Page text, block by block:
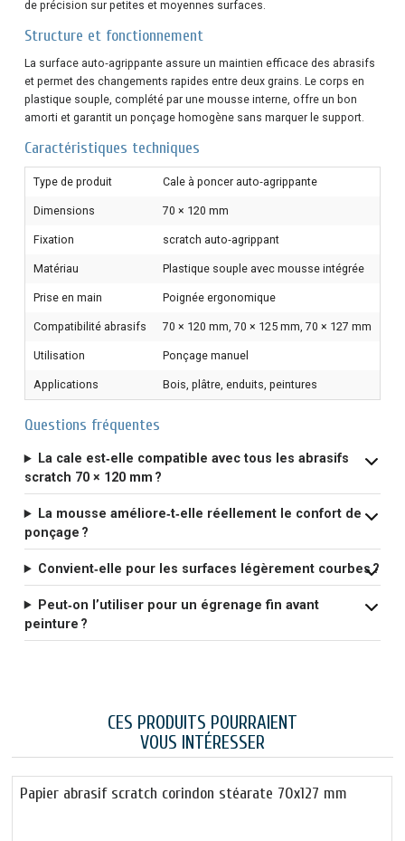
de précision sur petites et moyennes surfaces.
Structure et fonctionnement
La surface auto‑agrippante assure un maintien efficace des abrasifs
et permet des changements rapides entre deux grains. Le corps en
plastique souple, complété par une mousse interne, offre un bon
amorti et garantit un ponçage homogène sans marquer le support.
Caractéristiques techniques
Type de produit Cale à poncer auto‑agrippante
Dimensions 70 × 120 mm
Fixation scratch auto‑agrippant
Matériau Plastique souple avec mousse intégrée
Prise en main Poignée ergonomique
Compatibilité abrasifs 70 × 120 mm, 70 × 125 mm, 70 × 127 mm
Utilisation Ponçage manuel
Applications Bois, plâtre, enduits, peintures
Questions fréquentes
La cale est‑elle compatible avec tous les abrasifs
scratch 70 × 120 mm ?
La mousse améliore‑t‑elle réellement le confort de
ponçage ?
Convient‑elle pour les surfaces légèrement courbes ?
Peut‑on l’utiliser pour un égrenage fin avant
peinture ?
CES PRODUITS POURRAIENT
VOUS INTÉRESSER
Papier abrasif scratch corindon stéarate 70x127 mm